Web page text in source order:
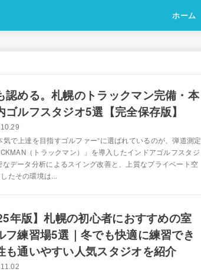
ホーム
認める。札幌のトラックマン完備・本
ゴルフスタジオ5選【完全保存版】
気で上達を目指すゴルファー”に選ばれているのが、弾道測定
（トラックマン）」を導入したインドアゴルフスタジ
なデータ分析によるスイング改善と、上質なプライベート空
たその環境は...
年版】札幌の初心者におすすめの室
フ練習場5選｜冬でも快適に練習でき
も通いやすい人気スタジオを紹介